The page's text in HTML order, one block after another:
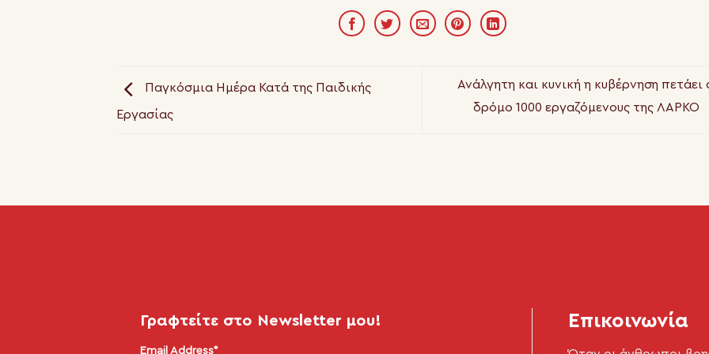
Παγκόσμια Ημέρα Κατά της Παιδικής
Εργασίας
Ανάλγητη και κυνική η κυβέρνηση πετάει
δρόμο 1000 εργαζόμενους της ΛΑΡΚΟ
Γραφτείτε στο Newsletter μου!
Email Address*
Επικοινωνία